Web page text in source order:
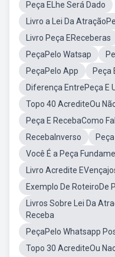
Peça ELhe Será Dado
Livro a Lei Da
Livro Peça EReceberas
PeçaPelo Watsap
PeçaPelo App
Peça
Diferença EntrePeça E
Topo 40 AcrediteOu
Peça E RecebaComo
RecebaInverso
Você É a Peça
Livro Acredite
Exemplo De RoteiroDe
Livros Sobre Lei Da
Receba
PeçaPelo Whatsapp
Topo 30 AcrediteOu